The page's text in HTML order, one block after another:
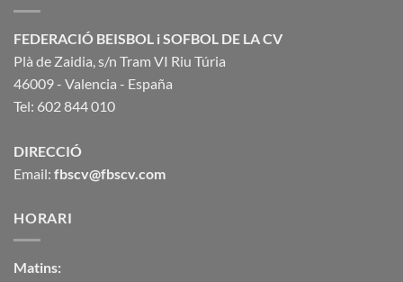
FEDERACIÓ BEISBOL i SOFBOL DE LA CV
Plà de Zaidia, s/n Tram VI Riu Túria
46009 - Valencia - España
Tel: 602 844 010
DIRECCIÓ
Email: fbscv@fbscv.com
HORARI
Matins: